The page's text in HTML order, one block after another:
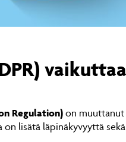
Regulation)on muuttanut
lisätä läpinäkyvyyttä